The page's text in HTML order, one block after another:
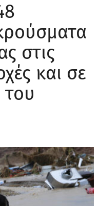
στις
και σε
του